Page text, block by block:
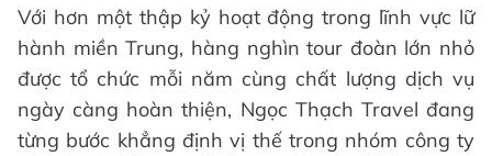
Với hơn một thập kỷ hoạt động trong lĩnh vực lữ
hành miền Trung, hàng nghìn tour đoàn lớn nhỏ
được tổ chức mỗi năm cùng chất lượng dịch vụ
ngày càng hoàn thiện, Ngọc Thạch Travel đang
từng bước khẳng định vị thế trong nhóm công ty